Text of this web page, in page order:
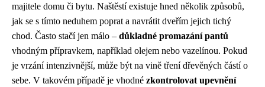
majitele domu či bytu. Naštěstí existuje hned několik způsobů,
jak se s tímto neduhem poprat a navrátit dveřím jejich tichý
chod. Často stačí jen málo – důkladné promazání pantů
vhodným přípravkem, například olejem nebo vazelínou. Pokud
je vrzání intenzivnější, může být na vině tření dřevěných částí o
sebe. V takovém případě je vhodné zkontrolovat upevnění